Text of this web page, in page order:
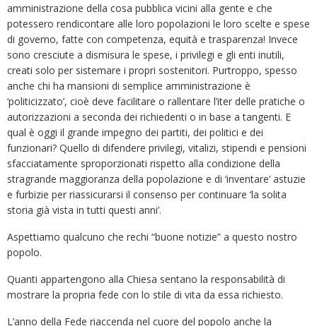
amministrazione della cosa pubblica vicini alla gente e che
potessero rendicontare alle loro popolazioni le loro scelte e spese
di governo, fatte con competenza, equità e trasparenza! Invece
sono cresciute a dismisura le spese, i privilegi e gli enti inutili,
creati solo per sistemare i propri sostenitori. Purtroppo, spesso
anche chi ha mansioni di semplice amministrazione è
‘politicizzato’, cioè deve facilitare o rallentare l’iter delle pratiche o
autorizzazioni a seconda dei richiedenti o in base a tangenti. E
qual è oggi il grande impegno dei partiti, dei politici e dei
funzionari? Quello di difendere privilegi, vitalizi, stipendi e pensioni
sfacciatamente sproporzionati rispetto alla condizione della
stragrande maggioranza della popolazione e di ‘inventare’ astuzie
e furbizie per riassicurarsi il consenso per continuare ‘la solita
storia già vista in tutti questi anni’.
Aspettiamo qualcuno che rechi “buone notizie” a questo nostro
popolo.
Quanti appartengono alla Chiesa sentano la responsabilità di
mostrare la propria fede con lo stile di vita da essa richiesto.
L’anno della Fede riaccenda nel cuore del popolo anche la